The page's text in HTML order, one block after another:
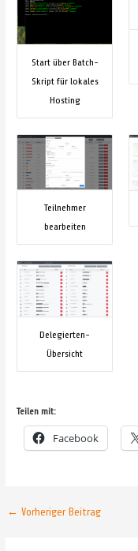
Start über Batch-
Skript für lokales
Hosting
Teilnehmer
bearbeiten
Delegierten-
Übersicht
Teilen mit:
Facebook
Post
← Vorheriger Beitrag